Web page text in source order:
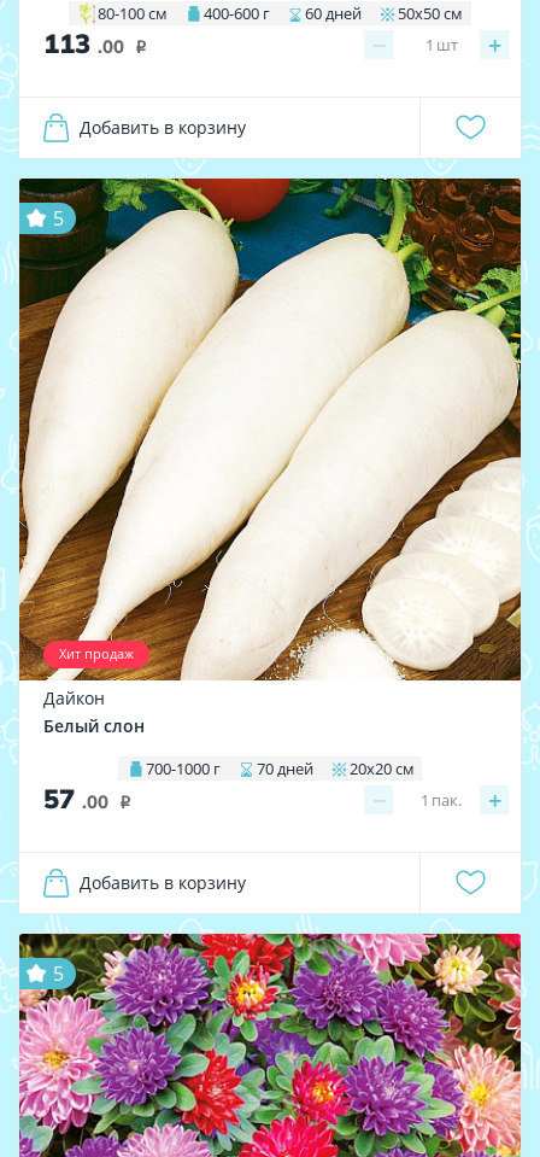
80-100 см 400-600 г 60 дней 50х50 см
113 .00 i − +
1 шт
Добавить в корзину
Хит продаж
5
Дайкон
Белый слон
700-1000 г 70 дней 20х20 см
57 .00 i − +
1 пак.
Добавить в корзину
5